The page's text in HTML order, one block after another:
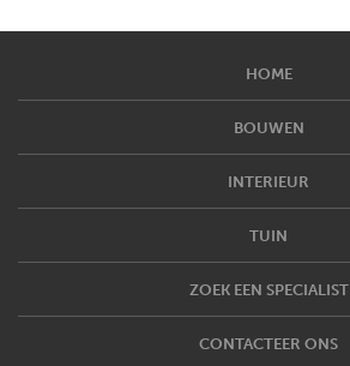
HOME
BOUWEN
INTERIEUR
TUIN
ZOEK EEN SPECIALIST
CONTACTEER ONS